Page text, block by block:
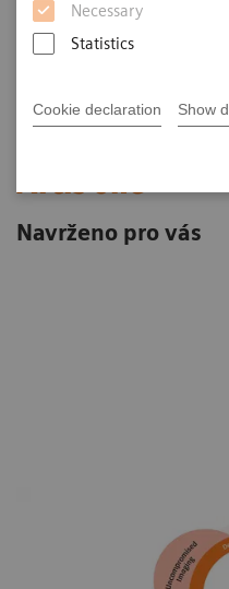
Necessary
Statistics
Cookie declaration Show
Artis one
Navrženo pro vás